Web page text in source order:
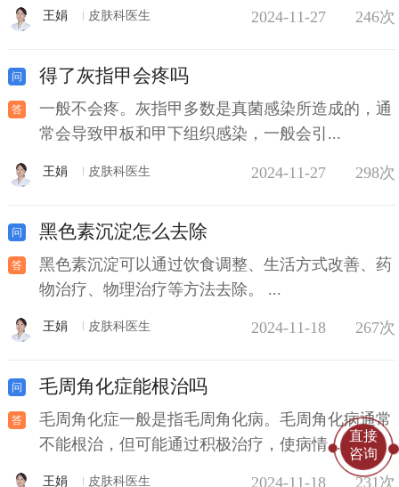
王娟 皮肤科医生 2024-11-27 246次
得了灰指甲会疼吗
一般不会疼。灰指甲多数是真菌感染所造成的，通
常会导致甲板和甲下组织感染，一般会引...
王娟 皮肤科医生 2024-11-27 298次
黑色素沉淀怎么去除
黑色素沉淀可以通过饮食调整、生活方式改善、药
物治疗、物理治疗等方法去除。 ...
王娟 皮肤科医生 2024-11-18 267次
毛周角化症能根治吗
毛周角化症一般是指毛周角化病。毛周角化病通常
不能根治，但可能通过积极治疗，使病情...
王娟 皮肤科医生 2024-11-18 231次
直接
咨询